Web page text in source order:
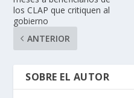
los CLAP que critiquen al
gobierno
ANTERIOR
SOBRE EL AUTOR